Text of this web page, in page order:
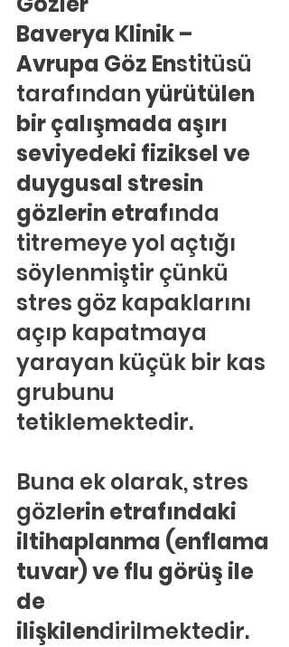
Baverya Klinik –
Avrupa Göz Enstitüsü
tarafından yürütülen
bir çalışmada aşırı
seviyedeki fiziksel ve
duygusal stresin
gözlerin etrafında
titremeye yol açtığı
söylenmiştir çünkü
stres göz kapaklarını
açıp kapatmaya
yarayan küçük bir kas
grubunu
tetiklemektedir.
Buna ek olarak, stres
gözlerin etrafındaki
iltihaplanma (enflama
tuvar) ve flu görüş ile
de
ilişkilendirilmektedir.